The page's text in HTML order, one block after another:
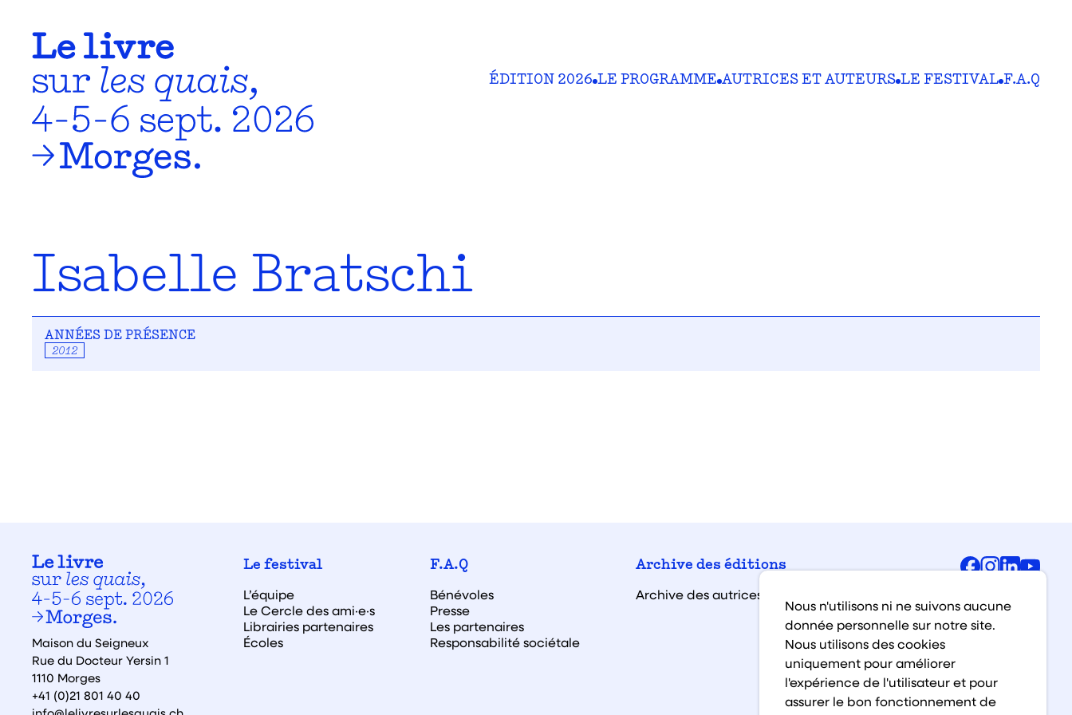
ÉDITION 2026 LE PROGRAMME AUTRICES ET AUTEURS LE FESTIVAL F.A.Q
Isabelle Bratschi
ANNÉES DE PRÉSENCE
2012
Maison du Seigneux
Rue du Docteur Yersin 1
1110 Morges
+41 (0)21 801 40 40
Le festival
L’équipe
Le Cercle des ami·e·s
Librairies partenaires
Écoles
F.A.Q
Bénévoles
Presse
Les partenaires
Responsabilité sociétale
Archive des éditions
Archive des autrices et auteurs
Facebook
Nous n'utilisons ni ne suivons aucune
donnée personnelle sur notre site.
Nous utilisons des cookies
uniquement pour améliorer
l'expérience de l'utilisateur et pour
assurer le bon fonctionnement de